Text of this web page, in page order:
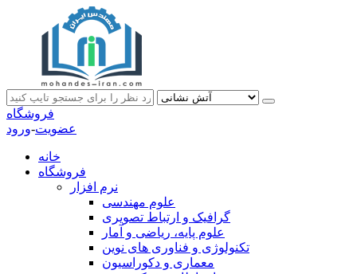
فروشگاه
عضویت-ورود
خانه
فروشگاه
نرم افزار
علوم مهندسی
گرافیک و ارتباط تصویری
علوم پایه، ریاضی و آمار
تکنولوژی و فناوری های نوین
معماری و دکوراسیون